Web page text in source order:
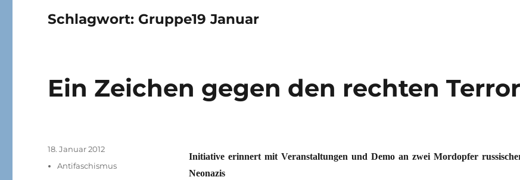
Schlagwort: Gruppe19 Januar
Ein Zeichen gegen den rechten Terror
Initiative erinnert mit Veranstaltungen und Demo an zwei Mordopfer
Neonazis
Veröffentlicht
18. Januar 2012
Kategorien
Antifaschismus